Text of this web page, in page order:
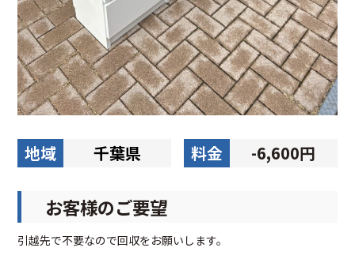
地域 千葉県 料金 -6,600円
お客様のご要望
引越先で不要なので回収をお願いします。